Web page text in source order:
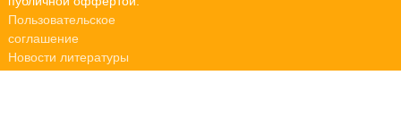
Пользовательское
соглашение
Новости литературы